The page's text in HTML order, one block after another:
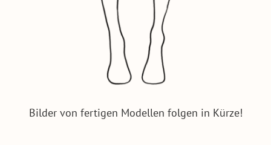
Bilder von fertigen Modellen folgen in Kürze!